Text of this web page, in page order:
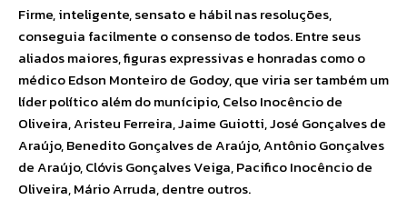
Firme, inteligente, sensato e hábil nas resoluções,
conseguia facilmente o consenso de todos. Entre seus
aliados maiores, figuras expressivas e honradas como o
médico Edson Monteiro de Godoy, que viria ser também um
líder político além do munícipio, Celso Inocêncio de
Oliveira, Aristeu Ferreira, Jaime Guiotti, José Gonçalves de
Araújo, Benedito Gonçalves de Araújo, Antônio Gonçalves
de Araújo, Clóvis Gonçalves Veiga, Pacifico Inocêncio de
Oliveira, Mário Arruda, dentre outros.